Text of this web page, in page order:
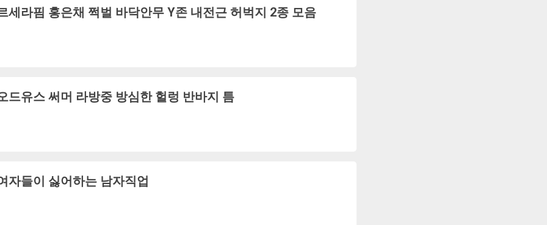
세라핌 홍은채 쩍벌 바닥안무 Y존 내전근 허벅지 2종 모음
드유스 써머 라방중 방심한 헐렁 반바지 틈
자들이 싫어하는 남자직업